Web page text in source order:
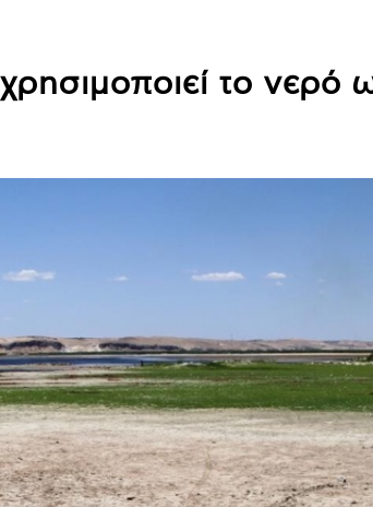
το νερό